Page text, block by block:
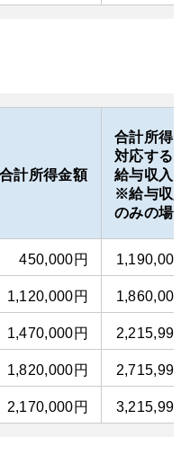
合計所得金額
合計所得に
対応する
給与収入
※給与収入
のみの場合
450,000円 1,190,000
1,120,000円 1,860,000
1,470,000円 2,215,999
1,820,000円 2,715,999
2,170,000円 3,215,999